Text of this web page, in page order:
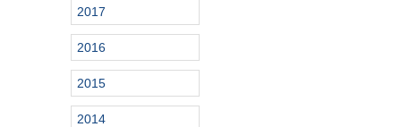
2017
2016
2015
2014